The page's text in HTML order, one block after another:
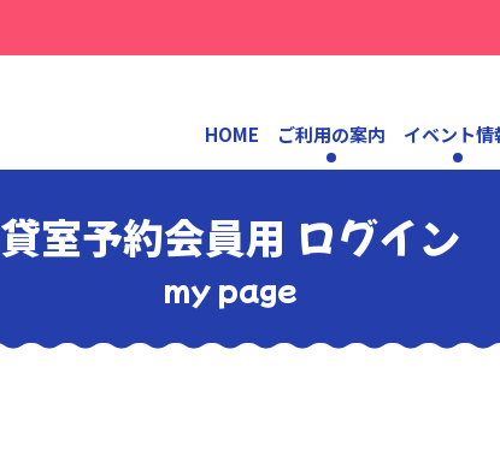
HOME
ご利用の案内 イベント情
貸室予約会員用 ログイン
my page